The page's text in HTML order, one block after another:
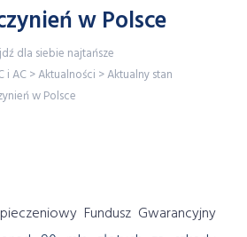
w Polsce
dla siebie najtańsze
i AC >Aktualności >Aktualny stan
w Polsce
Fundusz Gwarancyjny